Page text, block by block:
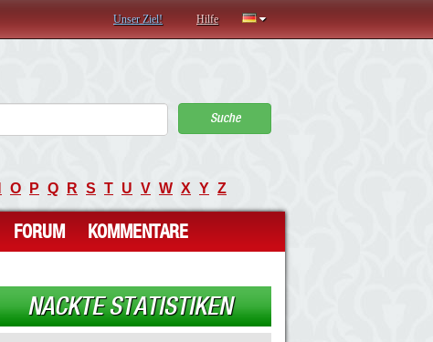
Unser Ziel! Hilfe
Suche
O P Q R S T U V W X Y Z
FORUM KOMMENTARE
NACKTE STATISTIKEN